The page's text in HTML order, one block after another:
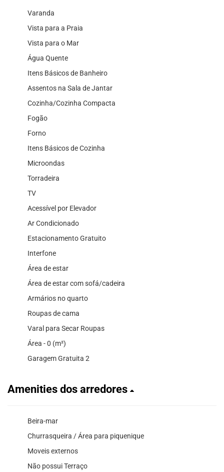
Varanda
Vista para a Praia
Vista para o Mar
Água Quente
Itens Básicos de Banheiro
Assentos na Sala de Jantar
Cozinha/Cozinha Compacta
Fogão
Forno
Itens Básicos de Cozinha
Microondas
Torradeira
TV
Acessível por Elevador
Ar Condicionado
Estacionamento Gratuito
Interfone
Área de estar
Área de estar com sofá/cadeira
Armários no quarto
Roupas de cama
Varal para Secar Roupas
Área - 0 (m²)
Garagem Gratuita 2
Amenities dos arredores
Beira-mar
Churrasqueira / Área para piquenique
Moveis externos
Não possui Terraço